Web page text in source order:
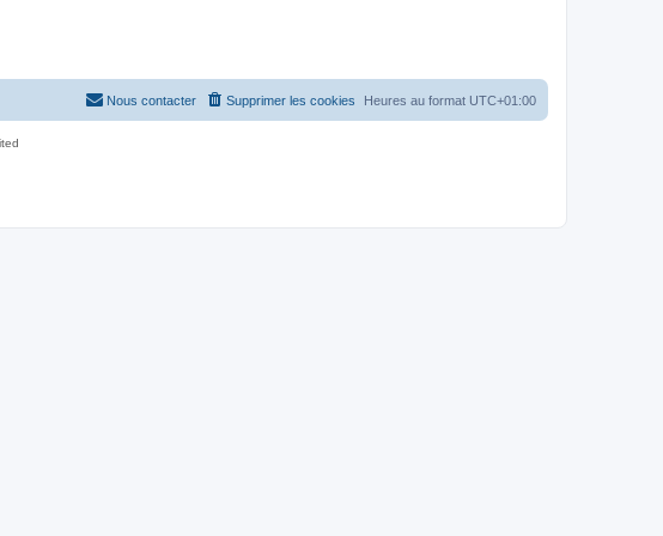
Heures au format UTC+01:00
Supprimer les cookies
Nous contacter